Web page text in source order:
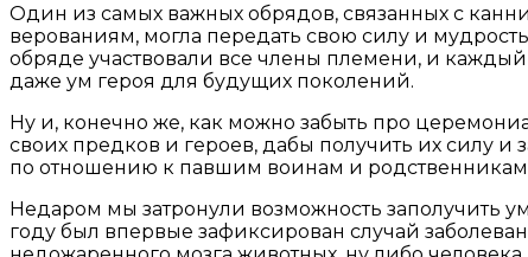
Один из самых важных обрядов, связанных с
верованиям, могла передать свою силу и
обряде участвовали все члены племени, и каждый
даже ум героя для будущих поколений.
Ну и, конечно же, как можно забыть про
своих предков и героев, дабы получить их силу
по отношению к павшим воинам и родственникам,
Недаром мы затронули возможность заполучить
году был впервые зафиксирован случай